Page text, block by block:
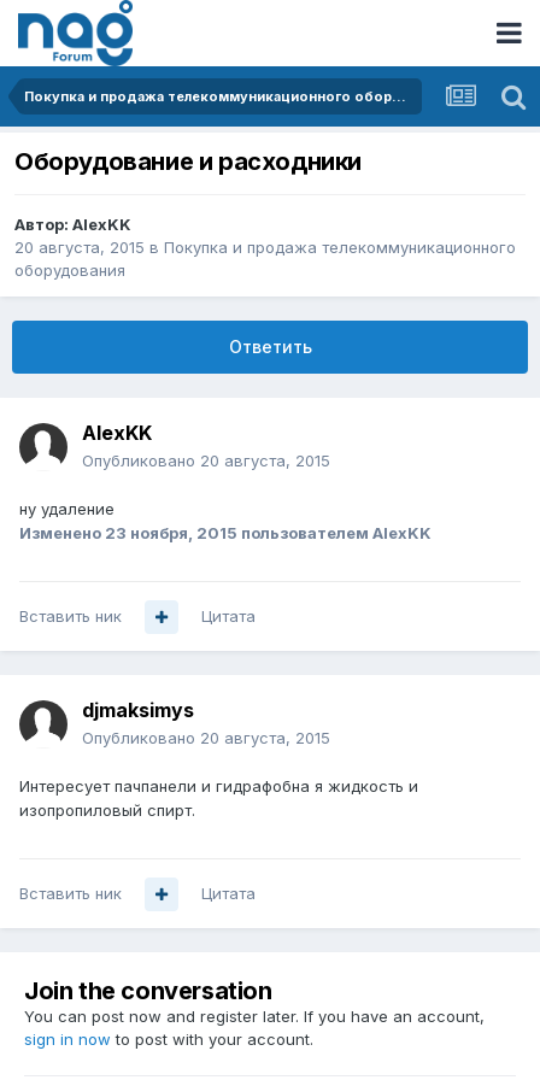
Покупка и продажа телекоммуникационного оборудования
Оборудование и расходники
Автор: AlexKK
20 августа, 2015 в Покупка и продажа телекоммуникационного
оборудования
Ответить
AlexKK
Опубликовано 20 августа, 2015
ну удаление
Изменено 23 ноября, 2015 пользователем AlexKK
Вставить ник Цитата
djmaksimys
Опубликовано 20 августа, 2015
Интересует пачпанели и гидрафобна я жидкость и
изопропиловый спирт.
Вставить ник Цитата
Join the conversation
You can post now and register later. If you have an account,
sign in now to post with your account.